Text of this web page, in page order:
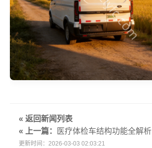
« 返回新闻列表
« 上一篇：
医疗体检车结构功能全解析
更新时间：2026-03-03 02:03:21